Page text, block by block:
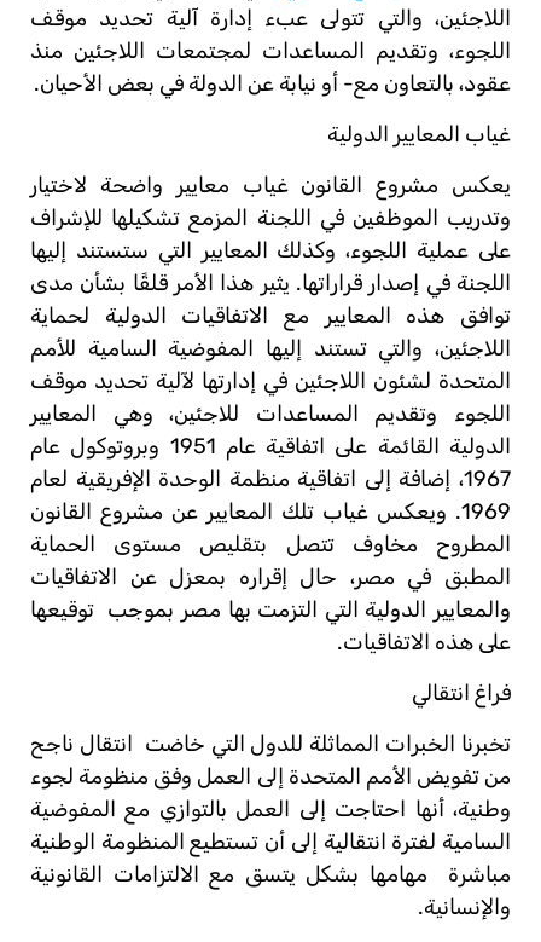
اللاجئين، والتي تتولى عبء إدارة آلية تحديد موقف
اللجوء، وتقديم المساعدات لمجتمعات اللاجئين منذ
عقود، بالتعاون مع- أو نيابة عن الدولة في بعض الأحيان.
غياب المعايير الدولية
يعكس مشروع القانون غياب معايير واضحة لاختيار
وتدريب الموظفين في اللجنة المزمع تشكيلها للإشراف
على عملية اللجوء، وكذلك المعايير التي ستستند إليها
اللجنة في إصدار قراراتها. يثير هذا الأمر قلقًا بشأن مدى
توافق هذه المعايير مع الاتفاقيات الدولية لحماية
اللاجئين، والتي تستند إليها المفوضية السامية للأمم
المتحدة لشئون اللاجئين في إدارتها لآلية تحديد موقف
اللجوء وتقديم المساعدات للاجئين، وهي المعايير
الدولية القائمة على اتفاقية عام 1951 وبروتوكول عام
1967، إضافة إلى اتفاقية منظمة الوحدة الإفريقية لعام
1969. ويعكس غياب تلك المعايير عن مشروع القانون
المطروح مخاوف تتصل بتقليص مستوى الحماية
المطبق في مصر، حال إقراره بمعزل عن الاتفاقيات
والمعايير الدولية التي التزمت بها مصر بموجب توقيعها
على هذه الاتفاقيات.
فراغ انتقالي
تخبرنا الخبرات المماثلة للدول التي خاضت انتقال ناجح
من تفويض الأمم المتحدة إلى العمل وفق منظومة لجوء
وطنية، أنها احتاجت إلى العمل بالتوازي مع المفوضية
السامية لفترة انتقالية إلى أن تستطيع المنظومة الوطنية
مباشرة
مهامها بشكل يتسق مع الالتزامات القانونية
والإنسانية.